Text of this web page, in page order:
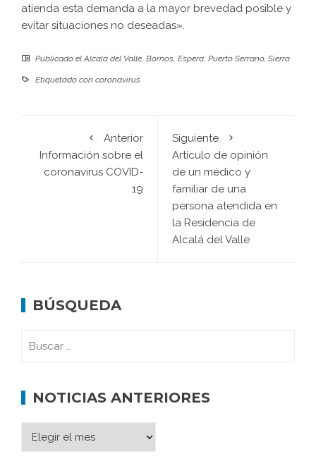
atienda esta demanda a la mayor brevedad posible y
evitar situaciones no deseadas».
Publicado elAlcalá del Valle, Bornos, Espera, Puerto Serrano, Sierra
Etiquetado con coronavirus
Anterior
Información sobre el
coronavirus COVID-
19
Siguiente
Artículo de opinión
de un médico y
familiar de una
persona atendida en
la Residencia de
Alcalá del Valle
BÚSQUEDA
NOTICIAS ANTERIORES